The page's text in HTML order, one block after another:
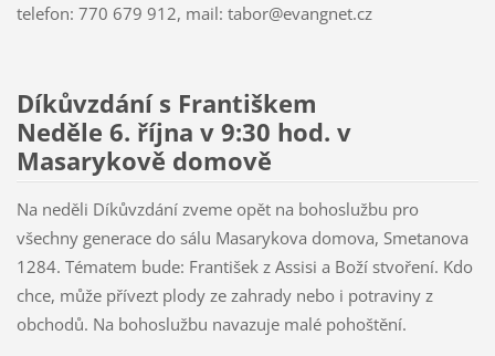
telefon: 770 679 912, mail: tabor@evangnet.cz
Díkůvzdání s Františkem
Neděle 6. října v 9:30 hod. v
Masarykově domově
Na neděli Díkůvzdání zveme opět na bohoslužbu pro
všechny generace do sálu Masarykova domova, Smetanova
1284. Tématem bude: František z Assisi a Boží stvoření. Kdo
chce, může přívezt plody ze zahrady nebo i potraviny z
obchodů. Na bohoslužbu navazuje malé pohoštění.